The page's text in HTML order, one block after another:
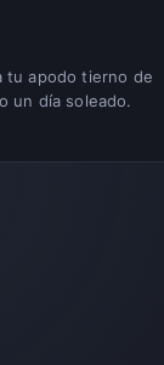
tu apodo tierno de
un día soleado.